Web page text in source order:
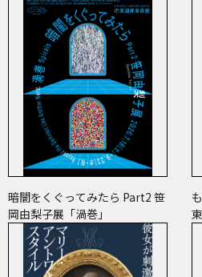
暗闇をくぐってみたら Part2 笹
岡由梨子展「渦巻」